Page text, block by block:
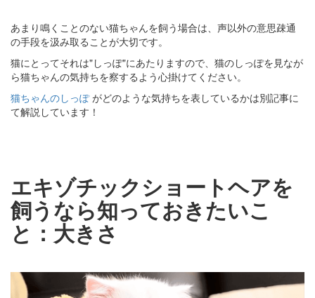
あまり鳴くことのない猫ちゃんを飼う場合は、声以外の意思疎通
の手段を汲み取ることが大切です。
猫にとってそれは"しっぽ"にあたりますので、猫のしっぽを見なが
ら猫ちゃんの気持ちを察するよう心掛けてください。
猫ちゃんのしっぽがどのような気持ちを表しているかは別記事に
て解説しています！
エキゾチックショートヘアを
飼うなら知っておきたいこ
と：大きさ